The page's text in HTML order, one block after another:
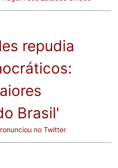
repudia
Brasil'
no Twitter